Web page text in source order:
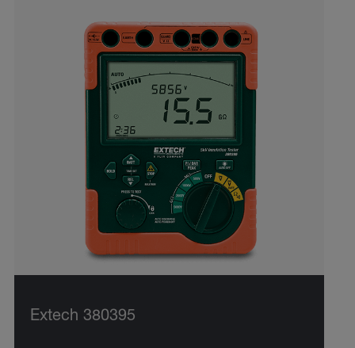
Extech 380395